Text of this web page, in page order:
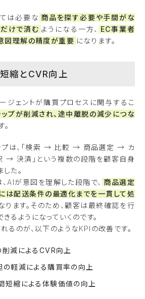
は必要な 商品を探す必要や手間がな
けで済む ようになる一方、 EC事業者
図理解の精度が重要 になります。
縮とCVR向上
ジェントが購買プロセスに関与するこ
プが削減され、途中離脱の減少につな
プは、「検索 → 比較 → 商品選定 → カ
決済」という複数の段階を顧客自身
た。
AIが意図を理解した段階で、 商品選定
は配送条件の最適化までを一貫して処
ります。そのため、顧客は最終確認を行
るようになっていくのです。
るのが、以下のようなKPIの改善です。
削減によるCVR向上
の軽減による購買率の向上
短縮による体験価値の向上